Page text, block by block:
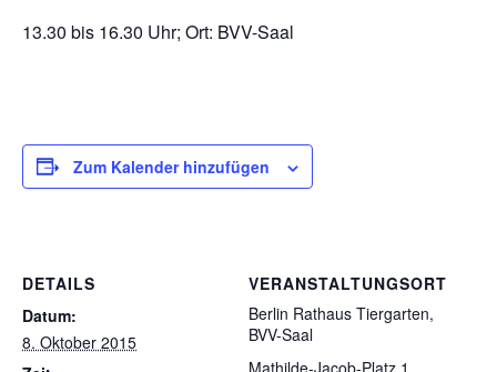
13.30 bis 16.30 Uhr; Ort: BVV-Saal
Zum Kalender hinzufügen
DETAILS
Datum:
8. Oktober 2015
VERANSTALTUNGSORT
Berlin Rathaus Tiergarten,
BVV-Saal
Mathilde-Jacob-Platz 1